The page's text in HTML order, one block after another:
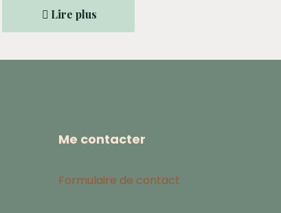
Lire plus
Me contacter
Formulaire de contact